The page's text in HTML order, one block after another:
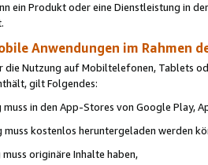
ein Produkt oder eine Dienstleistung in
Anwendungen im Rahmen
die Nutzung auf Mobiltelefonen, Tablets
gilt Folgendes:
muss in den App-Stores von Google Play,
muss kostenlos heruntergeladen werden
originäre Inhalte haben,